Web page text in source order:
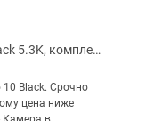
комплект для
GoPro Hero 10 Black 5.3K, комплект. Срочно, торг
Black. Срочно
цена ниже